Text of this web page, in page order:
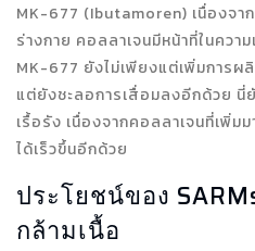
MK-677 (Ibutamoren) เนื่องจา
ร่างกาย คอลลาเจนมีหน้าที่ในคว
MK-677 ยังไม่เพียงแต่เพิ่มการผ
แต่ยังชะลอการเสื่อมลงอีกด้วย นี่
เรื้อรัง เนื่องจากคอลลาเจนที่เพิ่ม
ได้เร็วขึ้นอีกด้วย
ประโยชน์ของ
กล้ามเนื้อ